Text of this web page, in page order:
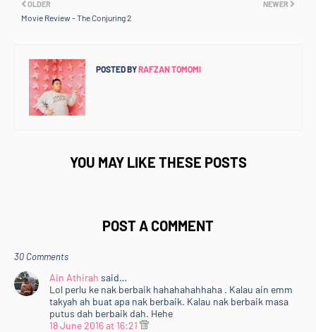
NEWER
OLDER
Movie Review - The Conjuring 2
POSTED BYRAFZAN TOMOMI
YOU MAY LIKE THESE POSTS
POST A COMMENT
30 Comments
Ain Athirah said…
Lol perlu ke nak berbaik hahahahahhaha . Kalau ain emm
takyah ah buat apa nak berbaik. Kalau nak berbaik masa
putus dah berbaik dah. Hehe
18 June 2016 at 16:21